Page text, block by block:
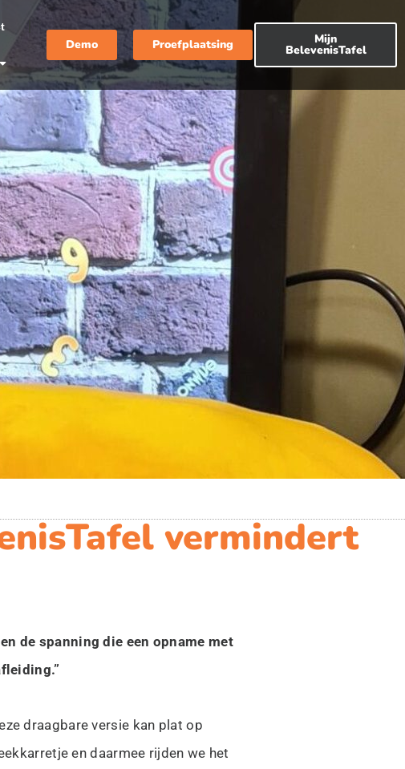
Demo Proefplaatsing Mijn
BelevenisTafel
vermindert
de spanning die een opname met
draagbare versie kan plat op
en daarmee rijden we het